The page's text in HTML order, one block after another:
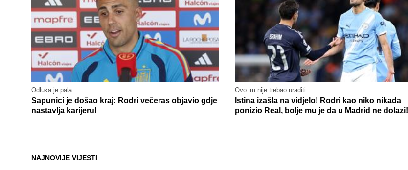
Odluka je pala
Sapunici je došao kraj: Rodri večeras objavio gdje
nastavlja karijeru!
Ovo im nije trebao uraditi
Istina izašla na vidjelo! Rodri kao niko nikada
ponizio Real, bolje mu je da u Madrid ne dolazi!
NAJNOVIJE VIJESTI